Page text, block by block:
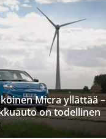
Micra yllättää –
on todellinen